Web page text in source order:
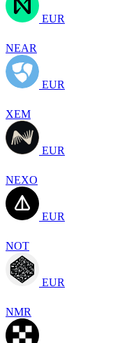
EUR
NEAR
EUR
XEM
EUR
NEXO
EUR
NOT
EUR
NMR